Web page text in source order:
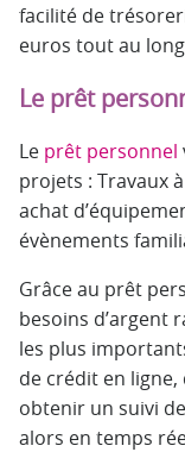
facilité de
euros tout au long
Le prêt
Le prêt personnel
projets : Travaux
achat
évènements
Grâce au prêt
besoins d’argent
les plus
de crédit en ligne,
obtenir un suivi
alors en temps